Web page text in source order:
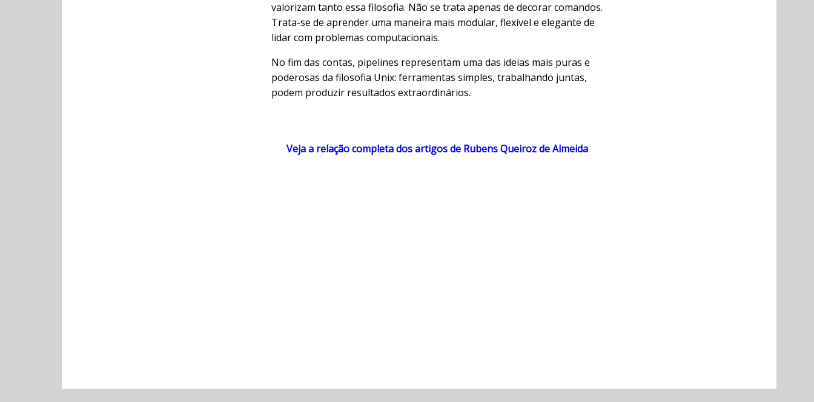
valorizam tanto essa filosofia. Não se trata apenas de decorar comandos.
Trata-se de aprender uma maneira mais modular, flexível e elegante de
lidar com problemas computacionais.
No fim das contas, pipelines representam uma das ideias mais puras e
poderosas da filosofia Unix: ferramentas simples, trabalhando juntas,
podem produzir resultados extraordinários.
Veja a relação completa dos artigos de Rubens Queiroz de Almeida